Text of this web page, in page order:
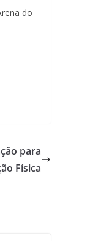
do
para
Física